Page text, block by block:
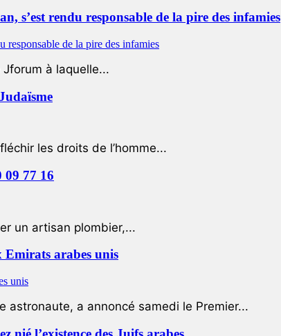
s’est rendu responsable de la pire des infamies
à laquelle...
les droits de l’homme...
09 77 16
un artisan plombier,...
arabes unis
astronaute, a annoncé samedi le Premier...